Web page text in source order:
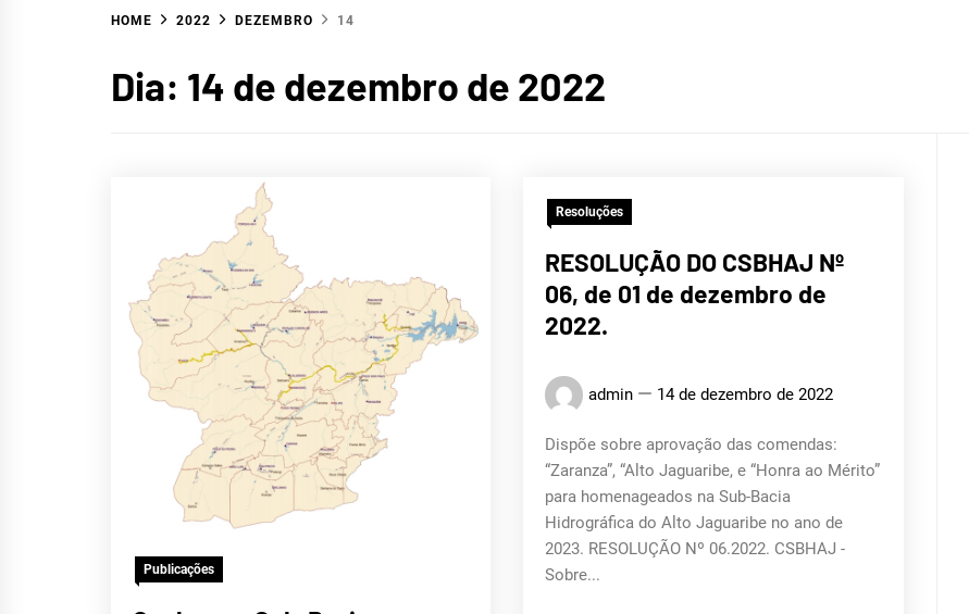
BACIA
ALTO DO
HOME 2022 DEZEMBRO 14
Dia: 14 de dezembro de 2022
Publicações
Resoluções
RESOLUÇÃO DO CSBHAJ Nº
06, de 01 de dezembro de
2022.
admin 14 de dezembro de 2022
Dispõe sobre aprovação das comendas:
“Zaranza”, “Alto Jaguaribe, e “Honra ao Mérito”
para homenageados na Sub-Bacia
Hidrográfica do Alto Jaguaribe no ano de
2023. RESOLUÇÃO Nº 06.2022. CSBHAJ -
Sobre...